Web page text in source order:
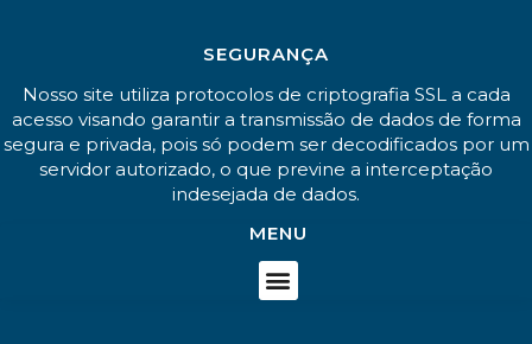
SEGURANÇA
Nosso site utiliza protocolos de criptografia SSL a cada
acesso visando garantir a transmissão de dados de forma
segura e privada, pois só podem ser decodificados por um
servidor autorizado, o que previne a interceptação
indesejada de dados.
MENU